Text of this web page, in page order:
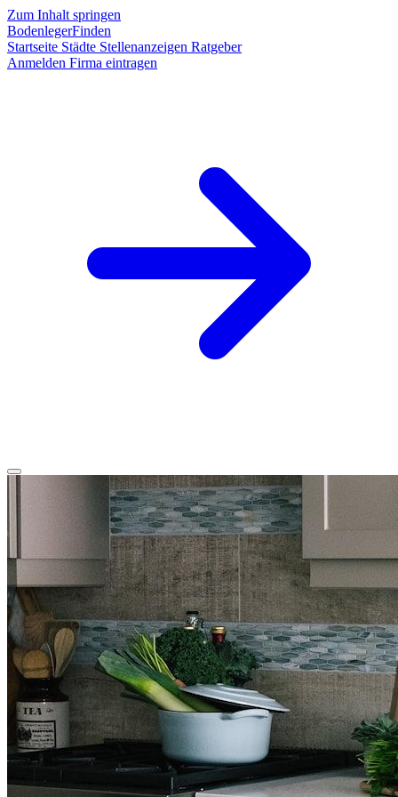
Zum Inhalt springen
BodenlegerFinden
Startseite Städte Stellenanzeigen Ratgeber
Anmelden Firma eintragen